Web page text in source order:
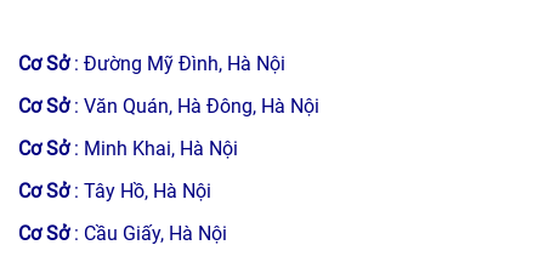
Cơ Sở : Đường Mỹ Đình, Hà Nội
Cơ Sở : Văn Quán, Hà Đông, Hà Nội
Cơ Sở : Minh Khai, Hà Nội
Cơ Sở : Tây Hồ, Hà Nội
Cơ Sở: Cầu Giấy, Hà Nội